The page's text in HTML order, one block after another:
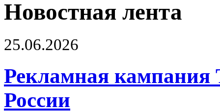
Новостная лента
25.06.2026
Рекламная кампания
России